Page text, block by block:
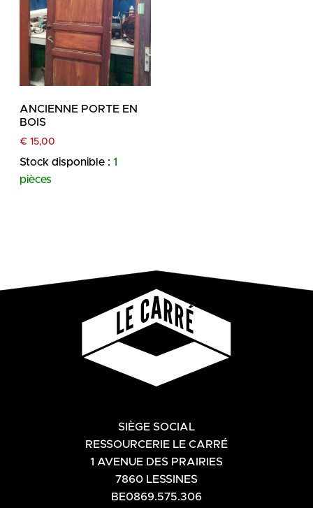
ANCIENNE PORTE EN
BOIS
€ 15,00
Stock disponible : 1
pièces
SIÈGE SOCIAL
RESSOURCERIE LE CARRÉ
1 AVENUE DES PRAIRIES
7860 LESSINES
BE0869.575.306